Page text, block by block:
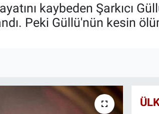
kaybeden Şarkıcı
Peki Güllü'nün kesin